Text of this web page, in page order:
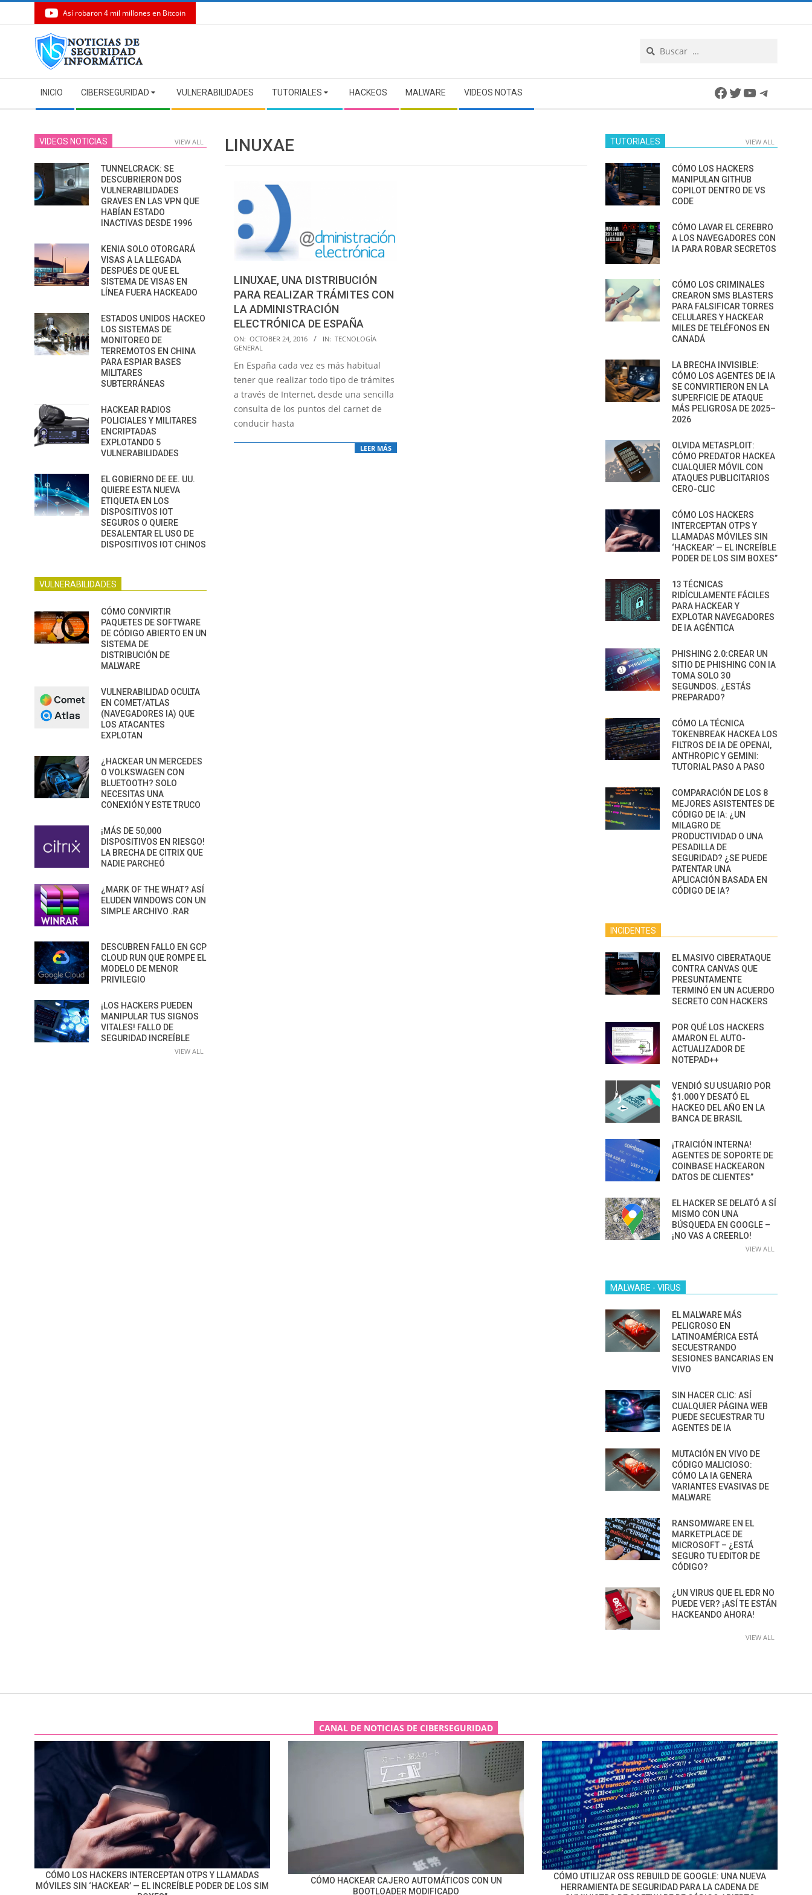
Así robaron 4 mil millones en Bitcoin
Navigation
Menu
INICIO CIBERSEGURIDAD VULNERABILIDADES TUTORIALES HACKEOS MALWARE VIDEOS NOTAS Facebook
Twitter
YouTube
LINUXAE
LINUXAE, UNA DISTRIBUCIÓN
PARA REALIZAR TRÁMITES CON
LA ADMINISTRACIÓN
ELECTRÓNICA DE ESPAÑA
2016-
10-
24
ON: OCTOBER 24, 2016 IN: TECNOLOGÍA
GENERAL
En España cada vez es más habitual
tener que realizar todo tipo de trámites
a través de Internet, desde una sencilla
consulta de los puntos del carnet de
conducir hasta
LEER MÁS
VIDEOS NOTICIAS VIEW ALL
TUNNELCRACK: SE
DESCUBRIERON DOS
VULNERABILIDADES
GRAVES EN LAS VPN QUE
HABÍAN ESTADO
INACTIVAS DESDE 1996
KENIA SOLO OTORGARÁ
VISAS A LA LLEGADA
DESPUÉS DE QUE EL
SISTEMA DE VISAS EN
LÍNEA FUERA HACKEADO
ESTADOS UNIDOS HACKEO
LOS SISTEMAS DE
MONITOREO DE
TERREMOTOS EN CHINA
PARA ESPIAR BASES
MILITARES
SUBTERRÁNEAS
HACKEAR RADIOS
POLICIALES Y MILITARES
ENCRIPTADAS
EXPLOTANDO 5
VULNERABILIDADES
EL GOBIERNO DE EE. UU.
QUIERE ESTA NUEVA
ETIQUETA EN LOS
DISPOSITIVOS IOT
SEGUROS O QUIERE
DESALENTAR EL USO DE
DISPOSITIVOS IOT CHINOS
VULNERABILIDADES
CÓMO CONVIRTIR
PAQUETES DE SOFTWARE
DE CÓDIGO ABIERTO EN UN
SISTEMA DE
DISTRIBUCIÓN DE
MALWARE
VULNERABILIDAD OCULTA
EN COMET/ATLAS
(NAVEGADORES IA) QUE
LOS ATACANTES
EXPLOTAN
¿HACKEAR UN MERCEDES
O VOLKSWAGEN CON
BLUETOOTH? SOLO
NECESITAS UNA
CONEXIÓN Y ESTE TRUCO
¡MÁS DE 50,000
DISPOSITIVOS EN RIESGO!
LA BRECHA DE CITRIX QUE
NADIE PARCHEÓ
¿MARK OF THE WHAT? ASÍ
ELUDEN WINDOWS CON UN
SIMPLE ARCHIVO .RAR
DESCUBREN FALLO EN GCP
CLOUD RUN QUE ROMPE EL
MODELO DE MENOR
PRIVILEGIO
¡LOS HACKERS PUEDEN
MANIPULAR TUS SIGNOS
VITALES! FALLO DE
SEGURIDAD INCREÍBLE
VIEW ALL
TUTORIALES VIEW ALL
CÓMO LOS HACKERS
MANIPULAN GITHUB
COPILOT DENTRO DE VS
CODE
CÓMO LAVAR EL CEREBRO
A LOS NAVEGADORES CON
IA PARA ROBAR SECRETOS
CÓMO LOS CRIMINALES
CREARON SMS BLASTERS
PARA FALSIFICAR TORRES
CELULARES Y HACKEAR
MILES DE TELÉFONOS EN
CANADÁ
LA BRECHA INVISIBLE:
CÓMO LOS AGENTES DE IA
SE CONVIRTIERON EN LA
SUPERFICIE DE ATAQUE
MÁS PELIGROSA DE 2025–
2026
OLVIDA METASPLOIT:
CÓMO PREDATOR HACKEA
CUALQUIER MÓVIL CON
ATAQUES PUBLICITARIOS
CERO-CLIC
CÓMO LOS HACKERS
INTERCEPTAN OTPS Y
LLAMADAS MÓVILES SIN
‘HACKEAR’ — EL INCREÍBLE
PODER DE LOS SIM BOXES”
13 TÉCNICAS
RIDÍCULAMENTE FÁCILES
PARA HACKEAR Y
EXPLOTAR NAVEGADORES
DE IA AGÉNTICA
PHISHING 2.0:CREAR UN
SITIO DE PHISHING CON IA
TOMA SOLO 30
SEGUNDOS. ¿ESTÁS
PREPARADO?
CÓMO LA TÉCNICA
TOKENBREAK HACKEA LOS
FILTROS DE IA DE OPENAI,
ANTHROPIC Y GEMINI:
TUTORIAL PASO A PASO
COMPARACIÓN DE LOS 8
MEJORES ASISTENTES DE
CÓDIGO DE IA: ¿UN
MILAGRO DE
PRODUCTIVIDAD O UNA
PESADILLA DE
SEGURIDAD? ¿SE PUEDE
PATENTAR UNA
APLICACIÓN BASADA EN
CÓDIGO DE IA?
INCIDENTES
EL MASIVO CIBERATAQUE
CONTRA CANVAS QUE
PRESUNTAMENTE
TERMINÓ EN UN ACUERDO
SECRETO CON HACKERS
POR QUÉ LOS HACKERS
AMARON EL AUTO-
ACTUALIZADOR DE
NOTEPAD++
VENDIÓ SU USUARIO POR
$1.000 Y DESATÓ EL
HACKEO DEL AÑO EN LA
BANCA DE BRASIL
¡TRAICIÓN INTERNA!
AGENTES DE SOPORTE DE
COINBASE HACKEARON
DATOS DE CLIENTES”
EL HACKER SE DELATÓ A SÍ
MISMO CON UNA
BÚSQUEDA EN GOOGLE –
¡NO VAS A CREERLO!
VIEW ALL
MALWARE - VIRUS
EL MALWARE MÁS
PELIGROSO EN
LATINOAMÉRICA ESTÁ
SECUESTRANDO
SESIONES BANCARIAS EN
VIVO
SIN HACER CLIC: ASÍ
CUALQUIER PÁGINA WEB
PUEDE SECUESTRAR TU
AGENTES DE IA
MUTACIÓN EN VIVO DE
CÓDIGO MALICIOSO:
CÓMO LA IA GENERA
VARIANTES EVASIVAS DE
MALWARE
RANSOMWARE EN EL
MARKETPLACE DE
MICROSOFT – ¿ESTÁ
SEGURO TU EDITOR DE
CÓDIGO?
¿UN VIRUS QUE EL EDR NO
PUEDE VER? ¡ASÍ TE ESTÁN
HACKEANDO AHORA!
VIEW ALL
CANAL DE NOTICIAS DE CIBERSEGURIDAD
CÓMO LOS HACKERS INTERCEPTAN OTPS Y LLAMADAS
MÓVILES SIN ‘HACKEAR’ — EL INCREÍBLE PODER DE LOS SIM
CÓMO HACKEAR CAJERO AUTOMÁTICOS CON UN
BOOTLOADER MODIFICADO
CÓMO UTILIZAR OSS REBUILD DE GOOGLE: UNA NUEVA
HERRAMIENTA DE SEGURIDAD PARA LA CADENA DE